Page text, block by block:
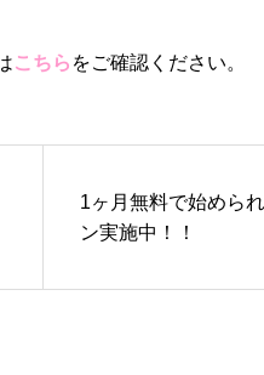
こちら をご確認ください。
1ヶ月無料で始めら
ン実施中！！